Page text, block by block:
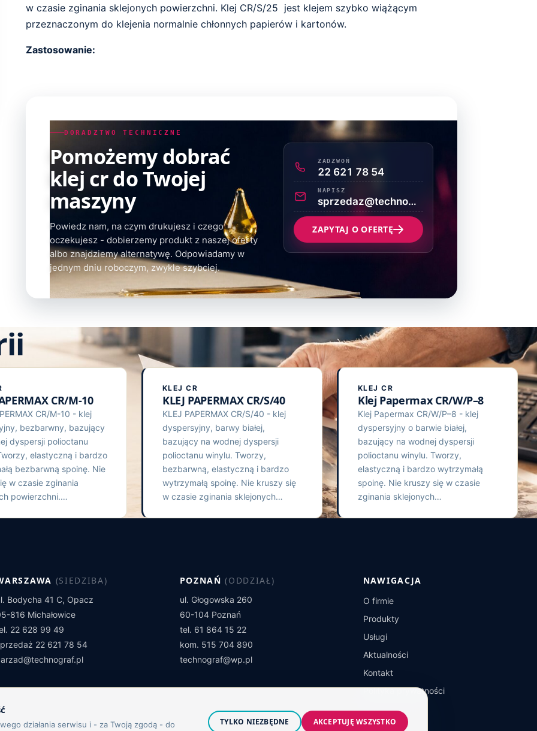
w czasie zginania sklejonych powierzchni. Klej CR/S/25 jest klejem szybko wiążącym
przeznaczonym do klejenia normalnie chłonnych papierów i kartonów.
Zastosowanie:
DORADZTWO TECHNICZNE
Pomożemy dobrać
klej cr do Twojej
maszyny
Powiedz nam, na czym drukujesz i czego
oczekujesz - dobierzemy produkt z naszej oferty
albo znajdziemy alternatywę. Odpowiadamy w
jednym dniu roboczym, zwykle szybciej.
ZADZWOŃ
22 621 78 54
NAPISZ
sprzedaz@technograf.pl
ZAPYTAJ O OFERTĘ
CR/M-10
CR/M-10 - klej
bezbarwny, bazujący
dyspersji polioctanu
elastyczną i bardzo
bezbarwną spoinę. Nie
w czasie zginania
powierzchni.…
KLEJ CR
KLEJ PAPERMAX CR/S/40
KLEJ PAPERMAX CR/S/40 - klej
dyspersyjny, barwy białej,
bazujący na wodnej dyspersji
polioctanu winylu. Tworzy,
bezbarwną, elastyczną i bardzo
wytrzymałą spoinę. Nie kruszy się
w czasie zginania sklejonych…
KLEJ CR
Klej Papermax CR/W/P–8
Klej Papermax CR/W/P–8 - klej
dyspersyjny o barwie białej,
bazujący na wodnej dyspersji
polioctanu winylu. Tworzy,
elastyczną i bardzo wytrzymałą
spoinę. Nie kruszy się w czasie
zginania sklejonych…
(SIEDZIBA)
Bodycha 41 C, Opacz
816 Michałowice
22 628 99 49
22 621 78 54
POZNAŃ(ODDZIAŁ)
ul. Głogowska 260
60-104 Poznań
tel. 61 864 15 22
kom. 515 704 890
technograf@wp.pl
NAWIGACJA
O firmie
Produkty
Usługi
Aktualności
Kontakt
Polityka prywatności
działania serwisu i - za Twoją zgodą - do TYLKO NIEZBĘDNE AKCEPTUJĘ WSZYSTKO